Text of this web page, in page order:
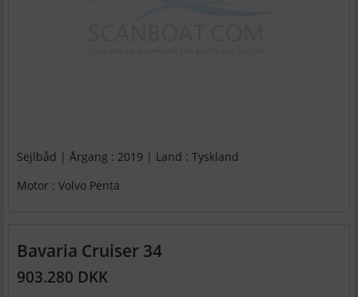
Sejlbåd | Årgang : 2019 | Land : Tyskland
Motor : Volvo Penta
Bavaria Cruiser 34
903.280 DKK